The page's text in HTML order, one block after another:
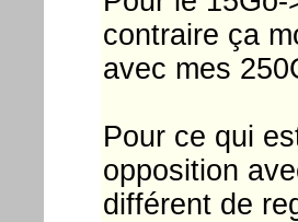
contraire ça
avec mes
Pour ce qui
opposition
différent de